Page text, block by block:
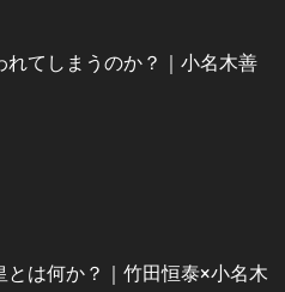
てしまうのか？｜小名木善
は何か？｜竹田恒泰×小名木